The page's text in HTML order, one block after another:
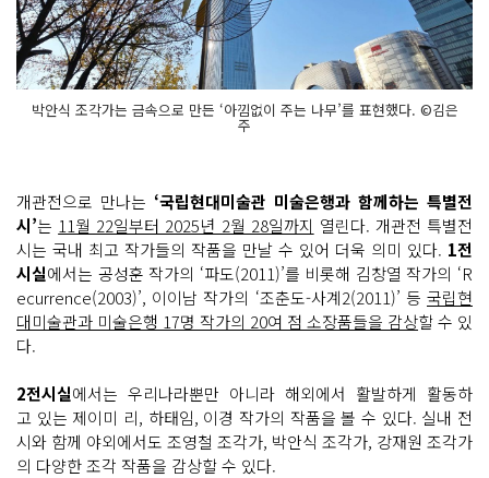
박안식 조각가는 금속으로 만든 ‘아낌없이 주는 나무’를 표현했다. ©김은
주
개관전으로 만나는 ‘국립현대미술관 미술은행과 함께하는 특별전
시’는 11월 22일부터 2025년 2월 28일까지 열린다. 개관전 특별전
시는 국내 최고 작가들의 작품을 만날 수 있어 더욱 의미 있다. 1전
시실에서는 공성훈 작가의 ‘파도(2011)’를 비롯해 김창열 작가의 ‘R
ecurrence(2003)’, 이이남 작가의 ‘조춘도-사계2(2011)’ 등 국립현
대미술관과 미술은행 17명 작가의 20여 점 소장품들을 감상할 수 있
다.
2전시실에서는 우리나라뿐만 아니라 해외에서 활발하게 활동하
고 있는 제이미 리, 하태임, 이경 작가의 작품을 볼 수 있다. 실내 전
시와 함께 야외에서도 조영철 조각가, 박안식 조각가, 강재원 조각가
의 다양한 조각 작품을 감상할 수 있다.